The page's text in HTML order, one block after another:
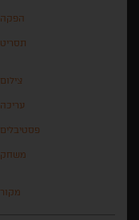
הפקה
תסריט
צילום
עריכה
פסטיבלים
משחק
מקור